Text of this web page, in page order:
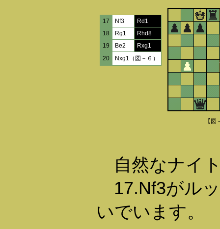
17 Nf3
Rd1
18
Rg1
Rhd8
19
Be2
Rxg1
20
Nxg1（図－６）
【図
自然なナイ
17.Nf3がル
いでいます。